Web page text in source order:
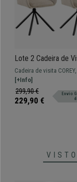
Lote 2 Cadeira de
COREY, Modelo
Design Moderno, em
Tecido, cor Cinzento
Cadeira de visita
giratório em tecido
[+Info]
299,90 €
229,90 €
Envio